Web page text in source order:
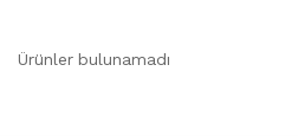
Ürünler bulunamadı